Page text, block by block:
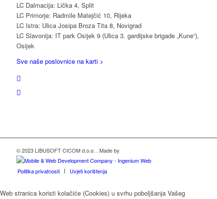
LC Dalmacija: Lička 4, Split
LC Primorje: Radmile Matejčić 10, Rijeka
LC Istra: Ulica Josipa Broza Tita 8, Novigrad
LC Slavonija: IT park Osijek 9 (Ulica 3. gardijske brigade „Kune“),
Osijek
Sve naše poslovnice na karti >
© 2023 LIBUSOFT CICOM d.o.o. . Made by
Politika privatnosti Uvjeti korištenja
Web stranica koristi kolačiće (Cookies) u svrhu poboljšanja Vašeg